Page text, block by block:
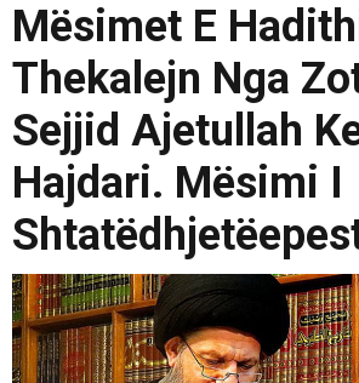
Mësimet E
Thekalejn Nga
Sejjid Ajetullah
Hajdari. Mësimi I